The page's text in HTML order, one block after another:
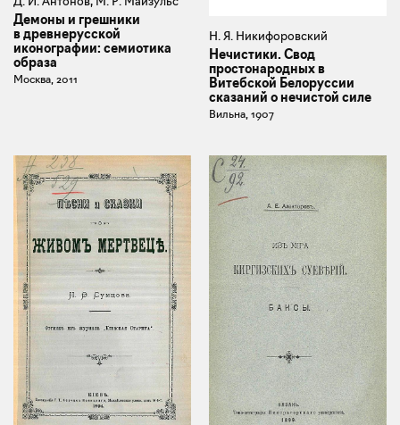
Демоны и грешники
в древнерусской
иконографии: семиотика
образа
Москва, 2011
Н. Я. Никифоровский
Нечистики. Свод
простонародных в
Витебской Белоруссии
сказаний о нечистой силе
Вильна, 1907